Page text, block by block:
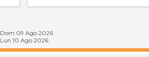
Dom 09 Ago 2026
Lun 10 Ago 2026